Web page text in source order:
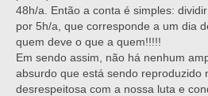
48h/a. Então a conta é simples:
por 5h/a, que corresponde a um dia
quem deve o que a quem!!!!!
Em sendo assim, não há nenhum
absurdo que está sendo reproduzido
desrespeitosa com a nossa luta e